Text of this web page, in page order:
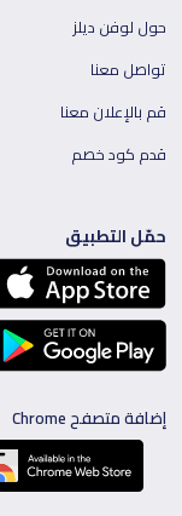
حول لوفن ديلز
تواصل معنا
قم بالإعلان معنا
قدم كود خصم
حمّل التطبيق
إضافة متصفح Chrome